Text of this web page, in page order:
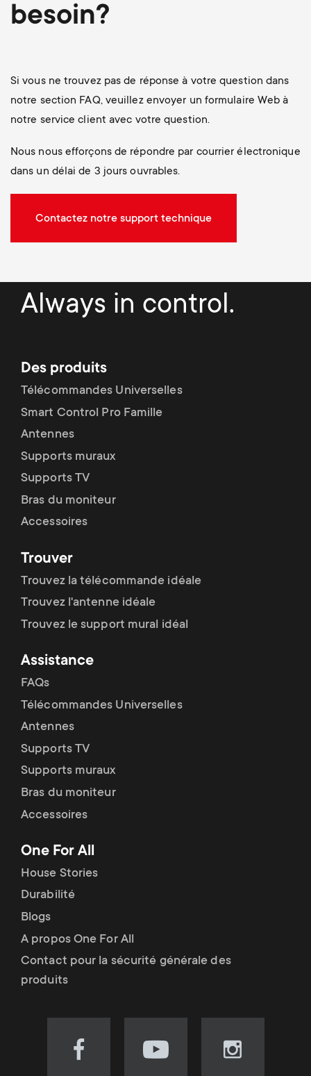
besoin?
Si vous ne trouvez pas de réponse à votre question dans
notre section FAQ, veuillez envoyer un formulaire Web à
notre service client avec votre question.
Nous nous efforçons de répondre par courrier électronique
dans un délai de 3 jours ouvrables.
Contactez notre support technique
Always in control.
Des produits
Télécommandes Universelles
Smart Control Pro Famille
Antennes
Supports muraux
Supports TV
Bras du moniteur
Accessoires
Trouver
Trouvez la télécommande idéale
Trouvez l'antenne idéale
Trouvez le support mural idéal
Assistance
FAQs
Télécommandes Universelles
Antennes
Supports TV
Supports muraux
Bras du moniteur
Accessoires
One For All
House Stories
Durabilité
Blogs
A propos One For All
Contact pour la sécurité générale des
produits
Visit
Visit
Visit